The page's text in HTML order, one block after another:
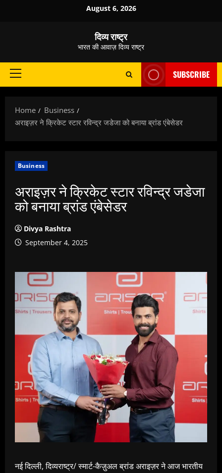
August 6, 2026
दिव्य राष्ट्र
भारत की आवाज़ दिव्य राष्ट्र
Primary
SUBSCRIBE
Home
Business
अराइज़र ने क्रिकेट स्‍टार रविन्‍द्र जडेजा को बनाया ब्रांड एंबेसेडर
Business
अराइज़र ने क्रिकेट स्‍टार रविन्‍द्र जडेजा
को बनाया ब्रांड एंबेसेडर
Divya Rashtra
September 4, 2025
नई दिल्ली, दिव्यराष्ट्र/ स्मार्ट-कैज़ुअल ब्रांड अराइज़र ने आज भारतीय